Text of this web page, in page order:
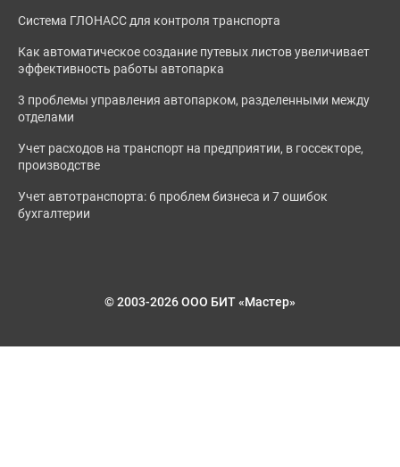
Система ГЛОНАСС для контроля транспорта
Как автоматическое создание путевых листов увеличивает
эффективность работы автопарка
3 проблемы управления автопарком, разделенными между
отделами
Учет расходов на транспорт на предприятии, в госсекторе,
производстве
Учет автотранспорта: 6 проблем бизнеса и 7 ошибок
бухгалтерии
© 2003-2026 ООО БИТ «Мастер»